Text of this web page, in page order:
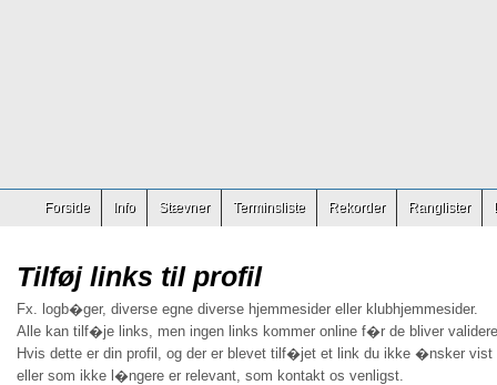
Forside Info Stævner Terminsliste Rekorder Ranglister
Tilføj links til profil
Fx. logb�ger, diverse egne diverse hjemmesider eller klubhjemmesider.
Alle kan tilf�je links, men ingen links kommer online f�r de bliver
Hvis dette er din profil, og der er blevet tilf�jet et link du ikke �nsker vist
eller som ikke l�ngere er relevant, som kontakt os venligst.